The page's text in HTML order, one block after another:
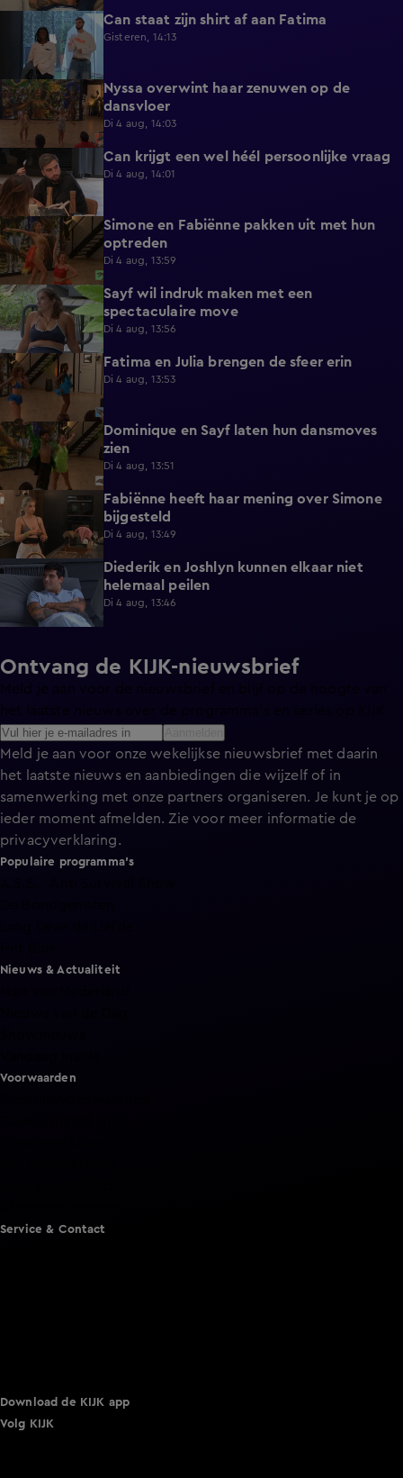
Can staat zijn shirt af aan Fatima
Gisteren, 14:13
0:35
Nyssa overwint haar zenuwen op de
dansvloer
Di 4 aug, 14:03
0:34 Can krijgt een wel héél persoonlijke vraag
Di 4 aug, 14:01
0:34
Simone en Fabiënne pakken uit met hun
optreden
Di 4 aug, 13:59
0:41
Sayf wil indruk maken met een
spectaculaire move
Di 4 aug, 13:56
0:33 Fatima en Julia brengen de sfeer erin
Di 4 aug, 13:53
0:35
Dominique en Sayf laten hun dansmoves
zien
Di 4 aug, 13:51
0:24
Fabiënne heeft haar mening over Simone
bijgesteld
Di 4 aug, 13:49
0:59
Diederik en Joshlyn kunnen elkaar niet
helemaal peilen
Di 4 aug, 13:46
Ontvang de KIJK-nieuwsbrief
Meld je aan voor onze wekelijkse nieuwsbrief met daarin
het laatste nieuws en aanbiedingen die wijzelf of in
samenwerking met onze partners organiseren. Je kunt je op
ieder moment afmelden. Zie voor meer informatie de
privacyverklaring.
Populaire programma's
Nieuws & Actualiteit
Voorwaarden
Service & Contact
Download de KIJK app
Volg KIJK